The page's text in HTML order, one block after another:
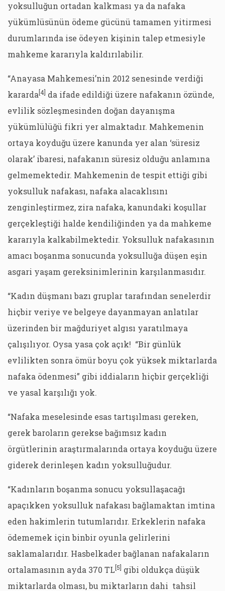
yoksulluğun ortadan kalkması ya da nafaka
yükümlüsünün ödeme gücünü tamamen yitirmesi
durumlarında ise ödeyen kişinin talep etmesiyle
mahkeme kararıyla kaldırılabilir.
“Anayasa Mahkemesi’nin 2012 senesinde verdiği
kararda[4] da ifade edildiği üzere nafakanın özünde,
evlilik sözleşmesinden doğan dayanışma
yükümlülüğü fikri yer almaktadır. Mahkemenin
ortaya koyduğu üzere kanunda yer alan ‘süresiz
olarak’ ibaresi, nafakanın süresiz olduğu anlamına
gelmemektedir. Mahkemenin de tespit ettiği gibi
yoksulluk nafakası, nafaka alacaklısını
zenginleştirmez, zira nafaka, kanundaki koşullar
gerçekleştiği halde kendiliğinden ya da mahkeme
kararıyla kalkabilmektedir. Yoksulluk nafakasının
amacı boşanma sonucunda yoksulluğa düşen eşin
asgari yaşam gereksinimlerinin karşılanmasıdır.
“Kadın düşmanı bazı gruplar tarafından senelerdir
hiçbir veriye ve belgeye dayanmayan anlatılar
üzerinden bir mağduriyet algısı yaratılmaya
çalışılıyor. Oysa yasa çok açık! “Bir günlük
evlilikten sonra ömür boyu çok yüksek miktarlarda
nafaka ödenmesi” gibi iddiaların hiçbir gerçekliği
ve yasal karşılığı yok.
“Nafaka meselesinde esas tartışılması gereken,
gerek baroların gerekse bağımsız kadın
örgütlerinin araştırmalarında ortaya koyduğu üzere
giderek derinleşen kadın yoksulluğudur.
“Kadınların boşanma sonucu yoksullaşacağı
apaçıkken yoksulluk nafakası bağlamaktan imtina
eden hakimlerin tutumlarıdır. Erkeklerin nafaka
ödememek için binbir oyunla gelirlerini
saklamalarıdır. Hasbelkader bağlanan nafakaların
ortalamasının ayda 370 TL[5] gibi oldukça düşük
miktarlarda olması, bu miktarların dahi tahsil